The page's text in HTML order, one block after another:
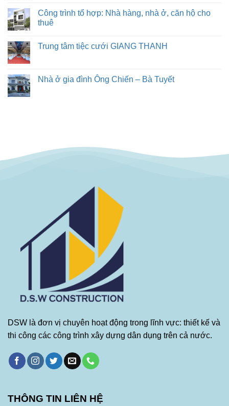
Công trình tổ hợp: Nhà hàng, nhà ở, căn hộ cho
thuê
Trung tâm tiệc cưới GIANG THANH
Nhà ở gia đình Ông Chiến – Bà Tuyết
DSW là đơn vị chuyên hoạt động trong lĩnh vực: thiết kế và
thi công các công trình xây dựng dân dụng trên cả nước.
THÔNG TIN LIÊN HỆ